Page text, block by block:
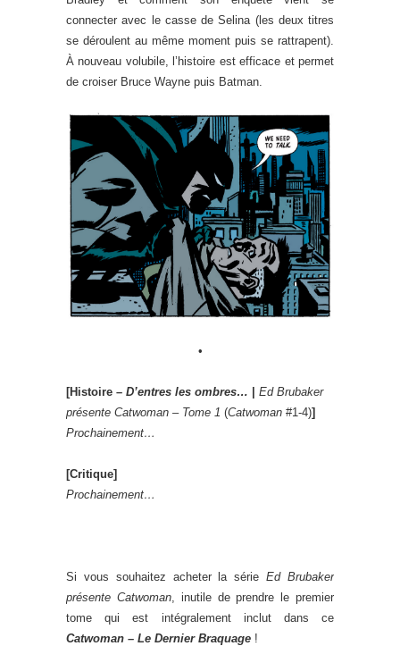
connecter avec le casse de Selina (les deux titres
se déroulent au même moment puis se rattrapent).
À nouveau volubile, l’histoire est efficace et permet
de croiser Bruce Wayne puis Batman.
•
[Histoire – D’entres les ombres… | Ed Brubaker
présente Catwoman – Tome 1 (Catwoman #1-4)]
Prochainement…
[Critique]
Prochainement…
Si vous souhaitez acheter la sérieEd Brubaker
présente Catwoman, inutile de prendre le premier
tome qui est intégralement inclut dans ce
Catwoman – Le Dernier Braquage !